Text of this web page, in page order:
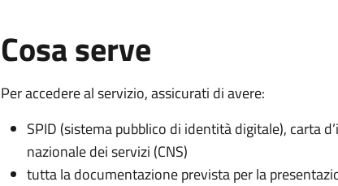
Cosa serve
Per accedere al servizio, assicurati di avere:
SPID (sistema pubblico di identità digitale), carta
nazionale dei servizi (CNS)
tutta la documentazione prevista per la